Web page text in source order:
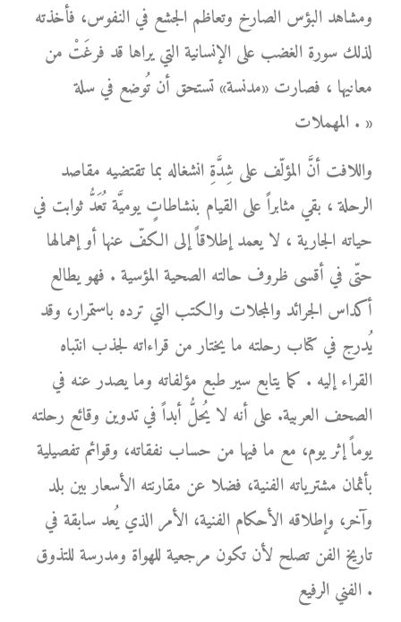
ومشاهد البؤس الصارخ وتعاظم الجشع في النفوس، فأخذته
لذلك سورة الغضب على الإنسانية التي يراها قد فرغَتْ من
معانيها ، فصارت «مدنسة» تستحق أن تُوضع في سلة
المهملات . »
واللافت أنَّ المؤلّف على شِدَّةِ انشغاله بما تقتضيه مقاصد
الرحلة ، بقي مثابراً على القيام بنشاطاتٍ يوميَّة تُعَدُّ ثوابت في
حياته الجارية ، لا يعمد إطلاقاً إلى الكفّ عنها أو إهمالها
حتّى في أقسى ظروف حالته الصحية المؤسية . فهو يطالع
أكداس الجرائد والمجلات والكتب التي ترده باستمرار، وقد
يُدرج في كتاب رحلته ما يختار من قراءاته لجذب انتباه
القراء إليه . كما يتابع سير طبع مؤلفاته وما يصدر عنه في
الصحف العربية. على أنه لا يُحلُّ أبداً في تدوين وقائع رحلته
يوماً إثر يوم، مع ما فيها من حساب نفقاته، وقوائم تفصيلية
بأثمان مشترياته الفنية، فضلا عن مقارنته الأسعار بين بلد
وآخر، وإطلاقه الأحكام الفنية، الأمر الذي يُعد سابقة في
تاريخ الفن تصلح لأن تكون مرجعية للهواة ومدرسة للتذوق
الفني الرفيع .